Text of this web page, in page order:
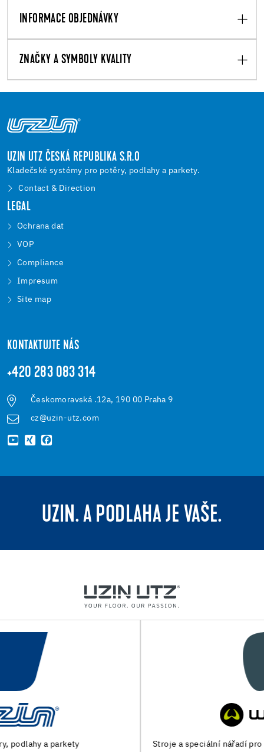
INFORMACE OBJEDNÁVKY
ZNAČKY A SYMBOLY KVALITY
UZIN UTZ ČESKÁ REPUBLIKA S.R.O
Kladečské systémy pro potěry, podlahy a parkety.
Contact & Direction
LEGAL
Ochrana dat
VOP
Compliance
Impresum
Site map
KONTAKTUJTE NÁS
+420 283 083 314
Českomoravská .12a, 190 00 Praha 9
cz@uzin-utz.com
UZIN. A PODLAHA JE VAŠE.
Stroje a speciální nářadí pro přípravu podkladu a pokládku